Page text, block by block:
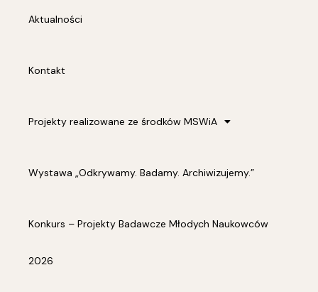
Aktualności
Kontakt
Projekty realizowane ze środków MSWiA
Wystawa „Odkrywamy. Badamy. Archiwizujemy.”
Konkurs – Projekty Badawcze Młodych Naukowców
2026